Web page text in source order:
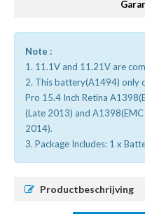
Note :
1. 11.1V and 11.21V are
2. This battery(A1494) only
Pro 15.4 Inch Retina
(Late 2013) and
2014).
3. Package Includes: 1 x
Productbeschrijving